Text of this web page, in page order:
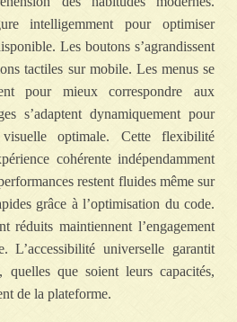
intelligemment pour optimiser
Les boutons s’agrandissent
tactiles sur mobile. Les menus se
pour mieux correspondre aux
s’adaptent dynamiquement pour
optimale. Cette flexibilité
cohérente indépendamment
restent fluides même sur
grâce à l’optimisation du code.
réduits maintiennent l’engagement
L’accessibilité universelle garantit
quelles que soient leurs capacités,
de la plateforme.